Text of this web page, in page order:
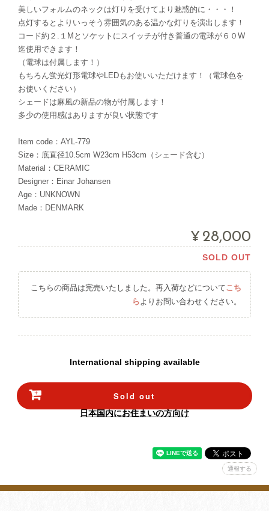
美しいフォルムのネックは灯りを受けてより魅惑的に・・・！
点灯するとよりいっそう雰囲気のある温かな灯りを演出します！
コード約２.１Mとソケットにスイッチが付き普通の電球が６０W
迄使用できます！
（電球は付属します！）
もちろん蛍光灯形電球やLEDもお使いいただけます！（電球色を
お使いください）
シェードは麻風の新品の物が付属します！
多少の使用感はありますが良い状態です
Item code：AYL-779
Size：底直径10.5cm W23cm H53cm（シェード含む）
Material：CERAMIC
Designer：Einar Johansen
Age：UNKNOWN
Made：DENMARK
¥28,000
SOLD OUT
こちらの商品は完売いたしました。再入荷などについてこち
ら よりお問い合わせください。
International shipping available
Sold out
日本国内にお住まいの方向け
通報する